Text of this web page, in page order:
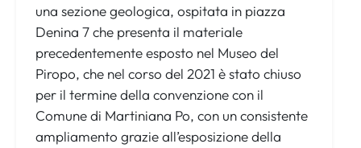
una sezione geologica, ospitata in piazza
Denina 7 che presenta il materiale
precedentemente esposto nel Museo del
Piropo, che nel corso del 2021 è stato chiuso
per il termine della convenzione con il
Comune di Martiniana Po, con un consistente
ampliamento grazie all’esposizione della